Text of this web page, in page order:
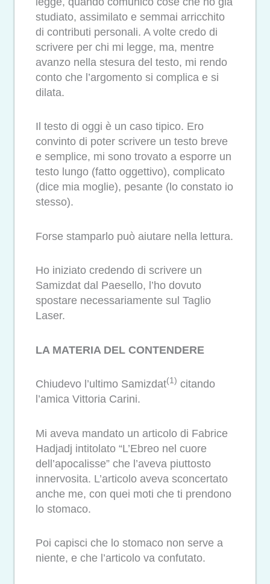
studiato, assimilato e semmai arricchito
di contributi personali. A volte credo di
scrivere per chi mi legge, ma, mentre
avanzo nella stesura del testo, mi rendo
conto che l’argomento si complica e si
dilata.
Il testo di oggi è un caso tipico. Ero
convinto di poter scrivere un testo breve
e semplice, mi sono trovato a esporre un
testo lungo (fatto oggettivo), complicato
(dice mia moglie), pesante (lo constato io
stesso).
Forse stamparlo può aiutare nella lettura.
Ho iniziato credendo di scrivere un
Samizdat dal Paesello, l’ho dovuto
spostare necessariamente sul Taglio
Laser.
LA MATERIA DEL CONTENDERE
Chiudevo l’ultimo Samizdat(1) citando
l’amica Vittoria Carini.
Mi aveva mandato un articolo di Fabrice
Hadjadj intitolato “L’Ebreo nel cuore
dell’apocalisse” che l’aveva piuttosto
innervosita. L’articolo aveva sconcertato
anche me, con quei moti che ti prendono
lo stomaco.
Poi capisci che lo stomaco non serve a
niente, e che l’articolo va confutato.